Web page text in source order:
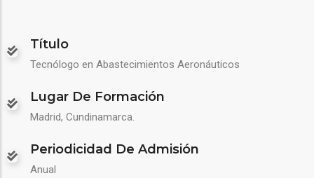
Título
Tecnólogo en Abastecimientos Aeronáuticos
Lugar De Formación
Madrid, Cundinamarca.
Periodicidad De Admisión
Anual